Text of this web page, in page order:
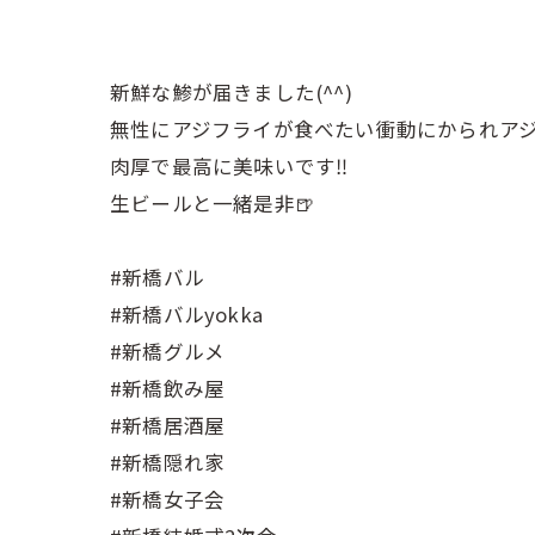
新鮮な鯵が届きました(^^)
無性にアジフライが食べたい衝動にかられア
肉厚で最高に美味いです‼️
生ビールと一緒是非🍺
#新橋バル
#新橋バルyokka
#新橋グルメ
#新橋飲み屋
#新橋居酒屋
#新橋隠れ家
#新橋女子会